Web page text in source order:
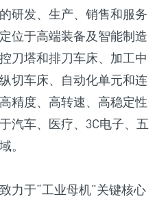
研发、生产、销售和服务
位于高端装备及智能制造
刀塔和排刀车床、加工中
切车床、自动化单元和连
精度、高转速、高稳定性
汽车、医疗、3C电子、五
。
力于“工业母机”关键核心